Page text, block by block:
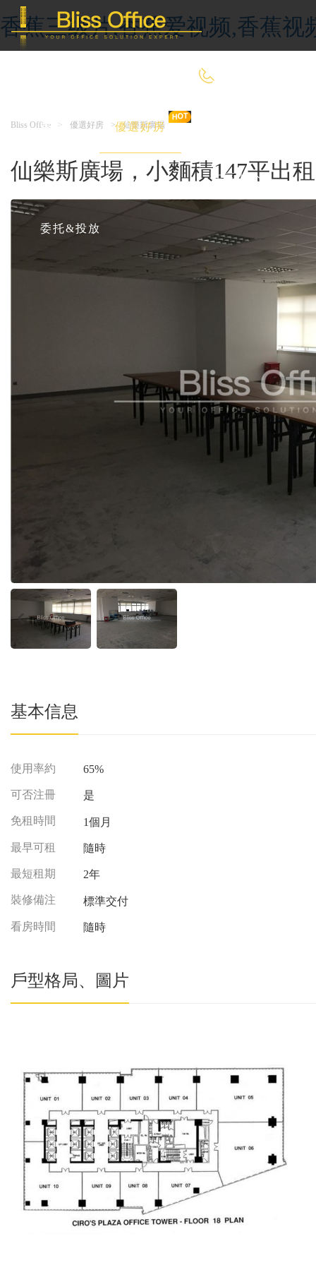
香蕉三级片,香蕉爱视频,香蕉视
首 頁 優選好房
共享辦公
委托&投放
Bliss Office > 優選好房 > 仙樂斯廣場
仙樂斯廣場，小麵積147平出租
基本信息
使用率約 65%
可否注冊 是
免租時間 1個月
最早可租 隨時
最短租期 2年
裝修備注 標準交付
看房時間 隨時
戶型格局、圖片